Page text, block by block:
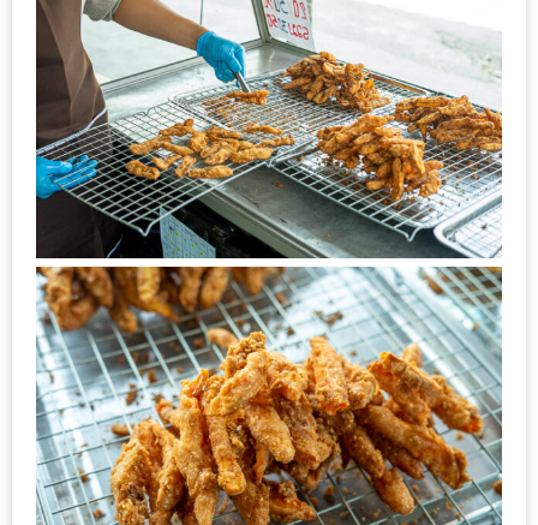
10
ร้าน
อาหาร
ที่
เข้า
ชม
มาก
ที่สุด
ประจำ
ปี
2557
กิจกรรม
ชิง
รางวัล